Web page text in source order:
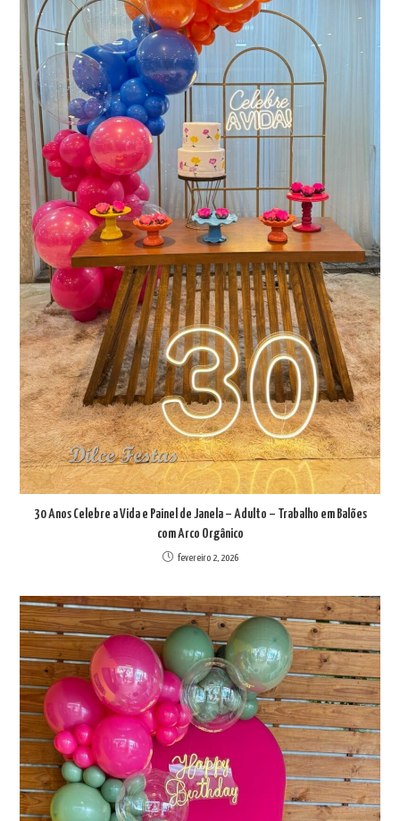
30 Anos Celebre a Vida e Painel de Janela – Adulto – Trabalho em Balões
com Arco Orgânico
fevereiro 2, 2026